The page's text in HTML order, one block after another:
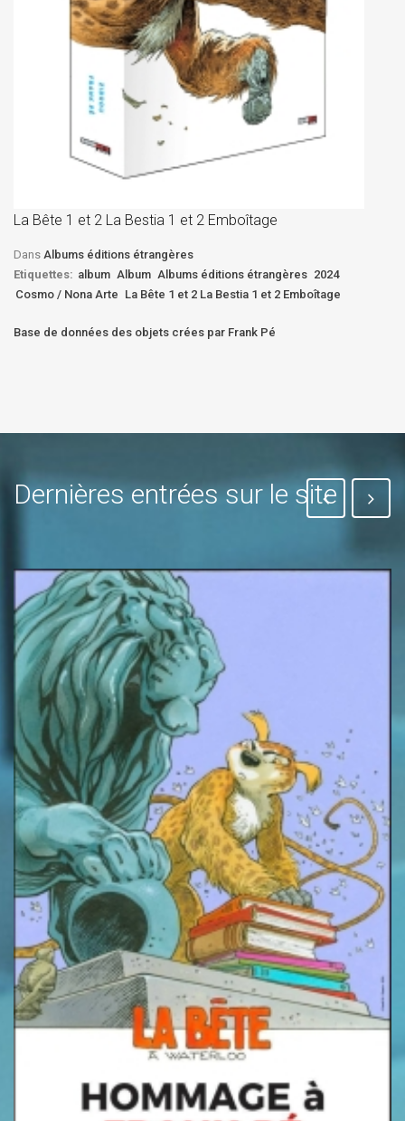
La Bête 1 et 2 La Bestia 1 et 2 Emboîtage
Dans Albums éditions étrangères
Etiquettes: album Album Albums éditions étrangères 2024
Cosmo / Nona Arte La Bête 1 et 2 La Bestia 1 et 2 Emboîtage
Base de données des objets crées par Frank Pé
Dernières entrées sur le site